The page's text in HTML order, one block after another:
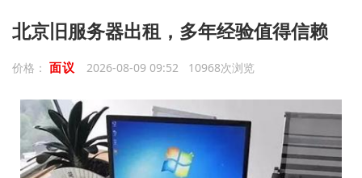
北京旧服务器出租，多年经验值得信赖
价格： 面议 2026-08-09 09:52 10968次浏览